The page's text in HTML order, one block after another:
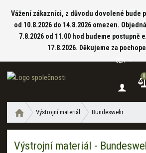
Vážení zákazníci, z důvodu dovolené bude
od 10.8.2026 do 14.8.2026 omezen.
7.8.2026 od 11.00 hod budeme postupně
17.8.2026. Děkujeme za
0
CZK
v
d
Výstrojní materiál Bundeswehr
Výstrojní materiál -